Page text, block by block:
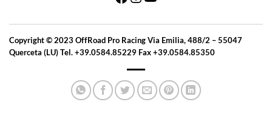
Copyright © 2023 OffRoad Pro Racing Via Emilia, 488/2 – 55047
Querceta (LU) Tel. +39.0584.85229 Fax +39.0584.85350